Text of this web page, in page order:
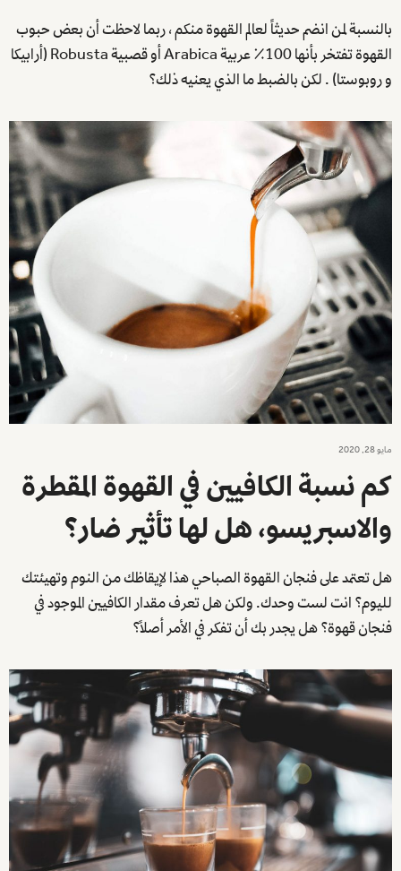
بالنسبة لمن انضم حديثاً لعالم القهوة منكم ، ربما لاحظت أن بعض حبوب
القهوة تفتخر بأنها 100٪ عربية Arabica أو قصبية Robusta (أرابيكا
و روبوستا) . لكن بالضبط ما الذي يعنيه ذلك؟
مايو 28, 2020
كم نسبة الكافيين في القهوة المقطرة
والاسبريسو، هل لها تأثير ضار؟
هل تعتمد على فنجان القهوة الصباحي هذا لإيقاظك من النوم وتهيئتك
لليوم؟ انت لست وحدك. ولكن هل تعرف مقدار الكافيين الموجود في
فنجان قهوة؟ هل يجدر بك أن تفكر في الأمر أصلاً؟